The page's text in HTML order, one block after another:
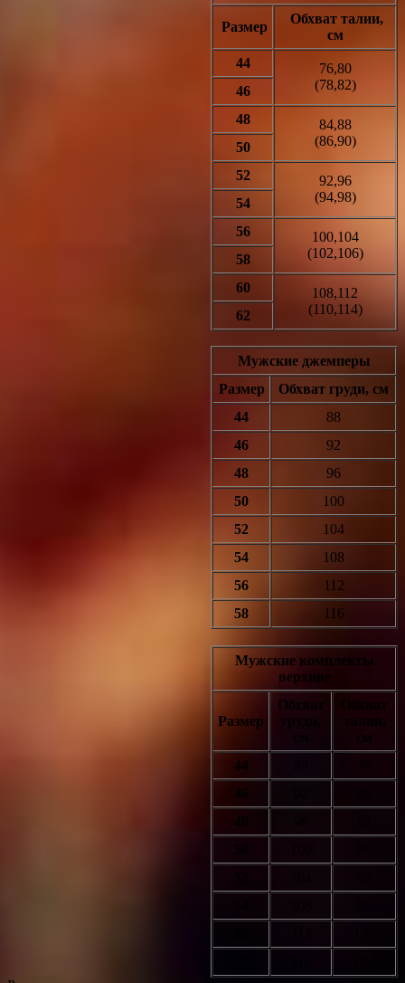
Размер
Обхват талии,
см
44
76,80
(78,82)
46
48
84,88
(86,90)
50
52
92,96
(94,98)
54
56
100,104
(102,106)
58
60
108,112
(110,114)
62
Мужские джемперы
Размер
Обхват груди, см
44
88
46
92
48
96
50
100
52
104
54
108
56
112
58
116
Мужские комплекты
верхние
Размер
Обхват
груди,
Обхват
талии,
44
46
48